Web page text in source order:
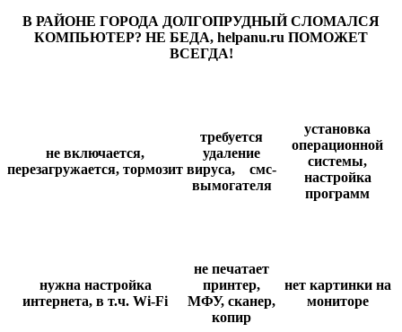
В РАЙОНЕ ГОРОДА ДОЛГОПРУДНЫЙ СЛОМАЛСЯ
КОМПЬЮТЕР? НЕ БЕДА, helpanu.ru ПОМОЖЕТ
ВСЕГДА!
не включается,
перезагружается, тормозит
требуется
удаление
вируса, смс-
вымогателя
установка
операционной
системы,
настройка
программ
нужна настройка
интернета, в т.ч. Wi-Fi
не печатает
принтер,
МФУ, сканер,
копир
нет картинки на
мониторе